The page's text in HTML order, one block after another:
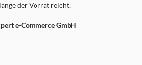
der Vorrat reicht.
e-Commerce GmbH